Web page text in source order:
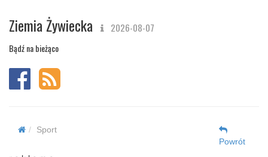
Ziemia Żywiecka 2026-08-07
Bądź na bieżąco
Sport
Powrót